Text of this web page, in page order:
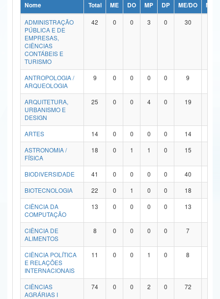
Ministério da Ciência, Tecnologia, Inovações e Comunicações
Ministério do Meio Ambiente
Ministério do Turismo
Ministério do Desenvolvimento Regional
Controladoria-Geral da União
Ministério da Mulher, da Família e dos Direitos Humanos
Secretaria de Governo
Advocacia-Geral da União
Banco Central do Brasil
Nome Total ME DO MP DP ME/DO
MP/
ADMINISTRAÇÃO
PÚBLICA E DE
EMPRESAS,
CIÊNCIAS
CONTÁBEIS E
TURISMO
42 0 0 3 0 30
ANTROPOLOGIA /
ARQUEOLOGIA
9 0 0 0 0 9
ARQUITETURA,
URBANISMO E
DESIGN
25 0 0 4 0 19
ARTES 14 0 0 0 0 14
ASTRONOMIA /
FÍSICA
18 0 1 1 0 15
BIODIVERSIDADE 41 0 0 0 0 40
BIOTECNOLOGIA
22 0 1 0 0 18
CIÊNCIA DA
COMPUTAÇÃO
13 0 0 0 0 13
CIÊNCIA DE
ALIMENTOS
8 0 0 0 0 7
CIÊNCIA POLÍTICA
E RELAÇÕES
INTERNACIONAIS
11 0 0 1 0 8
CIÊNCIAS
AGRÁRIAS I
74 0 0 2 0 72